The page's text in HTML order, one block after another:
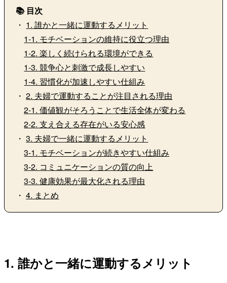
📚 目次
・ 1. 誰かと一緒に運動するメリット
1-1. モチベーションの維持に役立つ理由
1-2. 楽しく続けられる環境ができる
1-3. 競争心と刺激で成長しやすい
1-4. 習慣化が加速しやすい仕組み
・2. 夫婦で運動することが注目される理由
2-1. 価値観がそろうことで生活全体が変わる
2-2. 支え合える存在がいる安心感
・3. 夫婦で一緒に運動するメリット
3-1. モチベーションが続きやすい仕組み
3-2. コミュニケーションの質の向上
3-3. 健康効果が最大化される理由
・4. まとめ
1. 誰かと一緒に運動するメリット